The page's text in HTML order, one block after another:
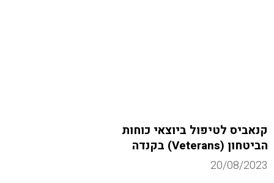
קנאביס לטיפול ביוצאי כוחות
הביטחון (Veterans) בקנדה
20/08/2023